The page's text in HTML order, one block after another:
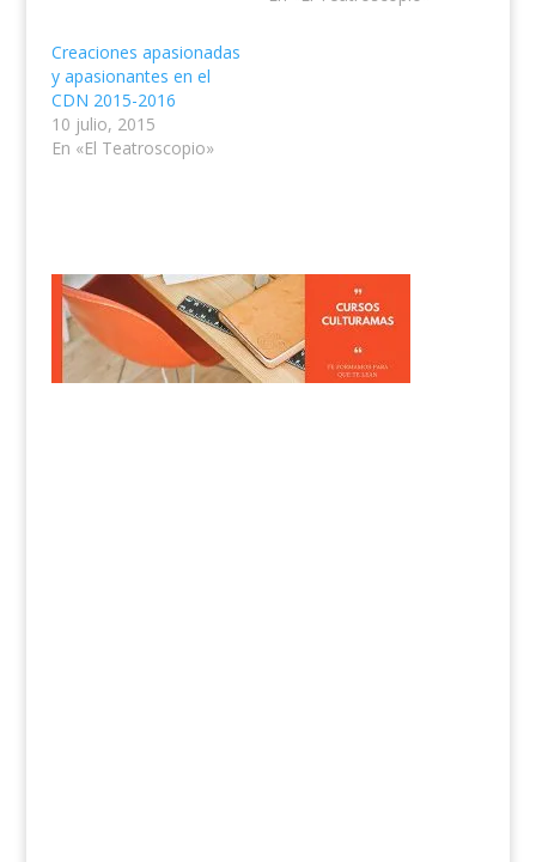
Creaciones apasionadas
y apasionantes en el
CDN 2015-2016
10 julio, 2015
En «El Teatroscopio»